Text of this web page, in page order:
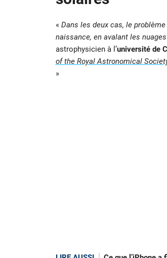
« Dans les deux cas, le
naissance, en avalant les
astrophysicien à l’université de
of the Royal Astronomical
»